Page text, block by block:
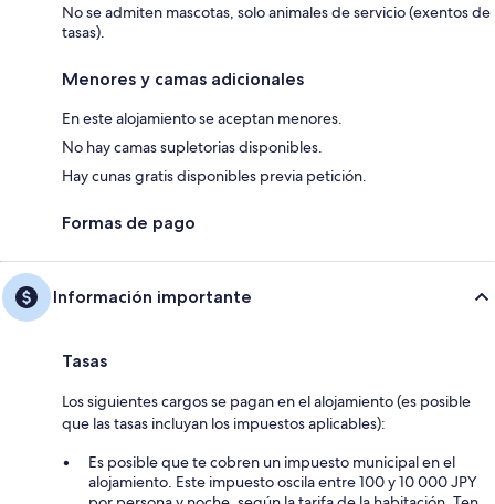
No se admiten mascotas, solo animales de servicio (exentos de
tasas).
Menores y camas adicionales
En este alojamiento se aceptan menores.
No hay camas supletorias disponibles.
Hay cunas gratis disponibles previa petición.
Formas de pago
Información importante
Tasas
Los siguientes cargos se pagan en el alojamiento (es posible
que las tasas incluyan los impuestos aplicables):
Es posible que te cobren un impuesto municipal en el
alojamiento. Este impuesto oscila entre 100 y 10 000 JPY